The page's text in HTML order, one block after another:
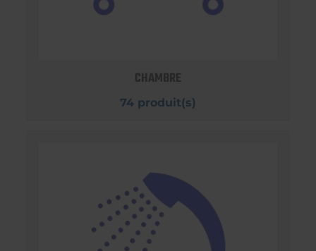
CHAMBRE
74 produit(s)